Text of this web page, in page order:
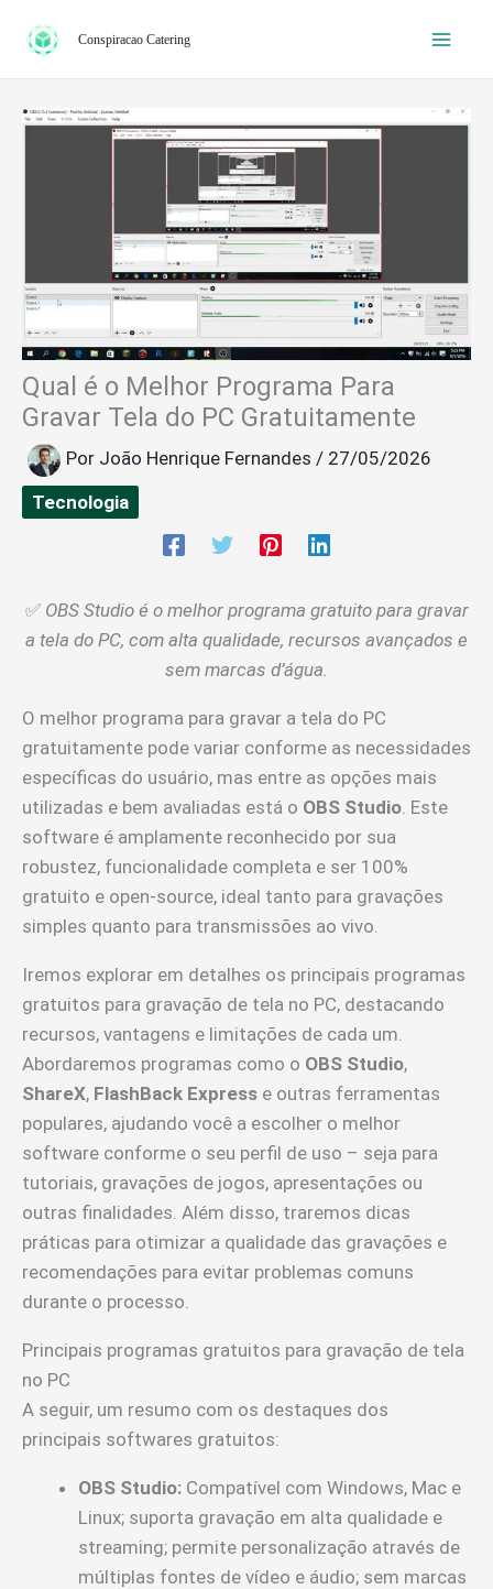
para
Conspiracao Catering
Qual é o Melhor Programa Para
Gravar Tela do PC Gratuitamente
Por João Henrique Fernandes / 27/05/2026
Tecnologia
✅ OBS Studio é o melhor programa gratuito para gravar
a tela do PC, com alta qualidade, recursos avançados e
sem marcas d’água.
O melhor programa para gravar a tela do PC
gratuitamente pode variar conforme as necessidades
específicas do usuário, mas entre as opções mais
utilizadas e bem avaliadas está o OBS Studio. Este
software é amplamente reconhecido por sua
robustez, funcionalidade completa e ser 100%
gratuito e open-source, ideal tanto para gravações
simples quanto para transmissões ao vivo.
Iremos explorar em detalhes os principais programas
gratuitos para gravação de tela no PC, destacando
recursos, vantagens e limitações de cada um.
Abordaremos programas como o OBS Studio,
ShareX, FlashBack Express e outras ferramentas
populares, ajudando você a escolher o melhor
software conforme o seu perfil de uso – seja para
tutoriais, gravações de jogos, apresentações ou
outras finalidades. Além disso, traremos dicas
práticas para otimizar a qualidade das gravações e
recomendações para evitar problemas comuns
durante o processo.
Principais programas gratuitos para gravação de tela
no PC
A seguir, um resumo com os destaques dos
principais softwares gratuitos:
OBS Studio: Compatível com Windows, Mac e
Linux; suporta gravação em alta qualidade e
streaming; permite personalização através de
múltiplas fontes de vídeo e áudio; sem marcas